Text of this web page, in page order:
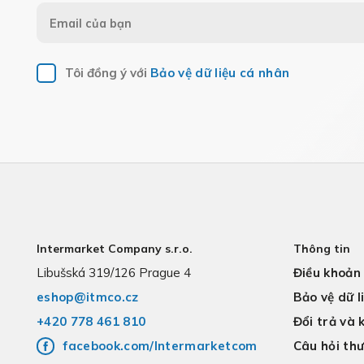
Tôi đồng ý với Bảo vệ dữ liệu cá nhân
Intermarket Company s.r.o.
Libušská 319/126 Prague 4
eshop@itmco.cz
+420 778 461 810
facebook.com/Intermarketcom
Thông tin
Điều
Bảo vệ dữ
Đổi trả và
Câu hỏi